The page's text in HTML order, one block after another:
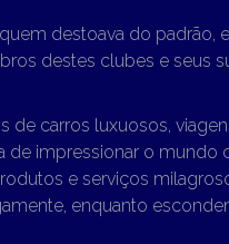
destoava do padrão,
destes clubes e seus
de carros luxuosos,
de impressionar o mundo
e serviços
enquanto